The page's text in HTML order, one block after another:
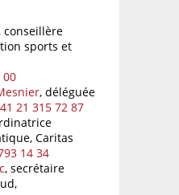
conseillère
sports et
00
, déléguée
21 315 72 87
Caritas
14 34
, secrétaire